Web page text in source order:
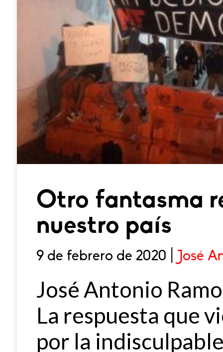
Otro fantasma
nuestro país
9 de febrero de 2020 | José
José Antonio
La respuesta que
por la